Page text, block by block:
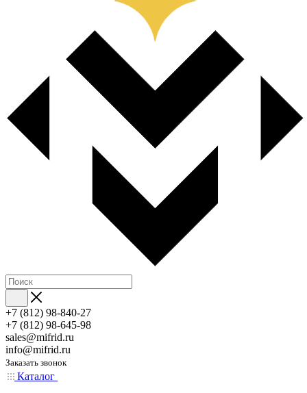
+7 (812) 98-840-27
+7 (812) 98-645-98
sales@mifrid.ru
info@mifrid.ru
Заказать звонок
Каталог